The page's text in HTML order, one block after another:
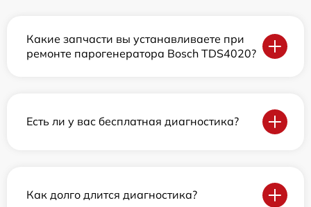
Какие запчасти вы устанавливаете при
ремонте парогенератора Bosch TDS4020?
Есть ли у вас бесплатная диагностика?
Как долго длится диагностика?